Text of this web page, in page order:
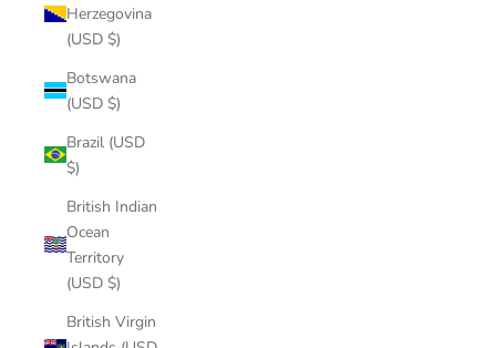
Herzegovina
(USD $)
Botswana
(USD $)
Brazil (USD
$)
British Indian
Ocean
Territory
(USD $)
British Virgin